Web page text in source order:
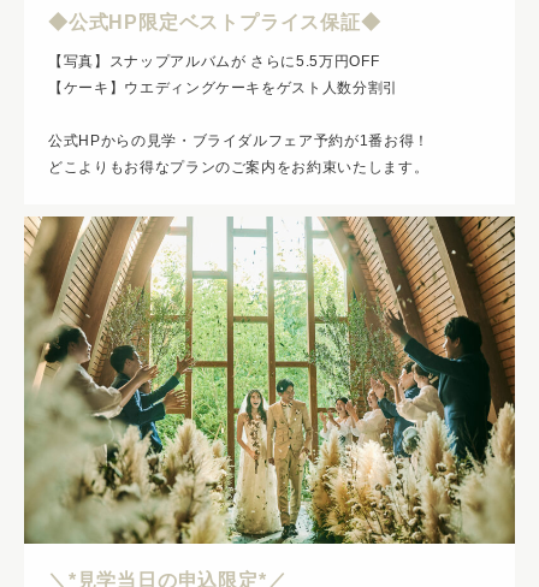
◆公式HP限定ベストプライス保証◆
【写真】スナップアルバムが さらに5.5万円OFF
【ケーキ】ウエディングケーキをゲスト人数分割引
公式HPからの見学・ブライダルフェア予約が1番お得！
どこよりもお得なプランのご案内をお約束いたします。
＼*見学当日の申込限定*／